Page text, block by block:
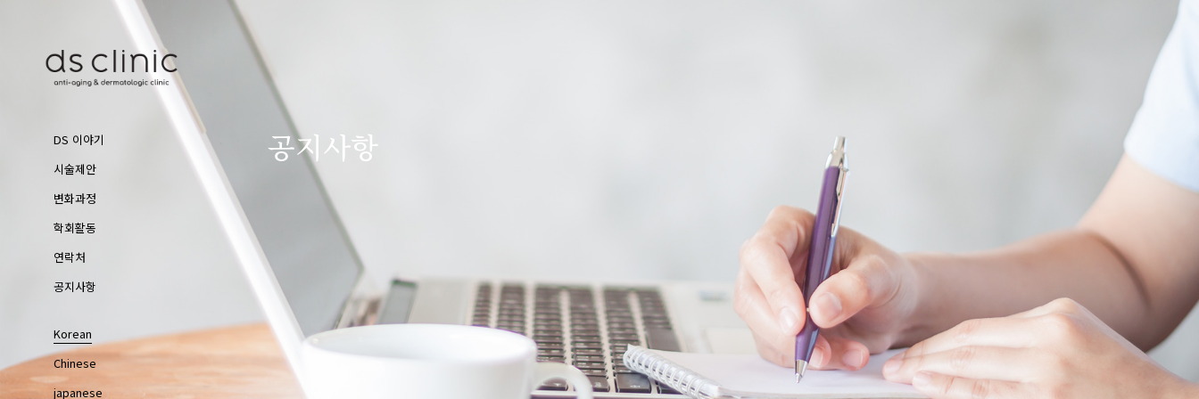
DS 이야기
시술제안
변화과정
학회활동
연락처
공지사항
Korean
Chinese
japanese
공지사항